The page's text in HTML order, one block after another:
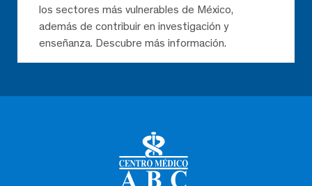
los sectores más vulnerables de México,
además de contribuir en investigación y
enseñanza. Descubre más información.